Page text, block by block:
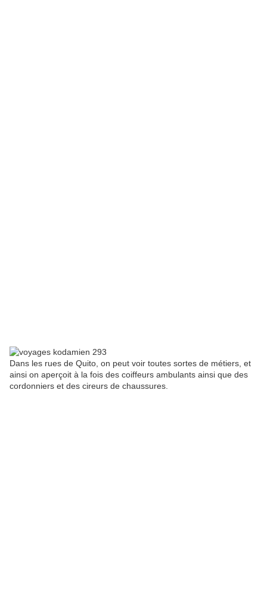
Dans les rues de Quito, on peut voir toutes sortes de métiers, et
ainsi on aperçoit à la fois des coiffeurs ambulants ainsi que des
cordonniers et des cireurs de chaussures.